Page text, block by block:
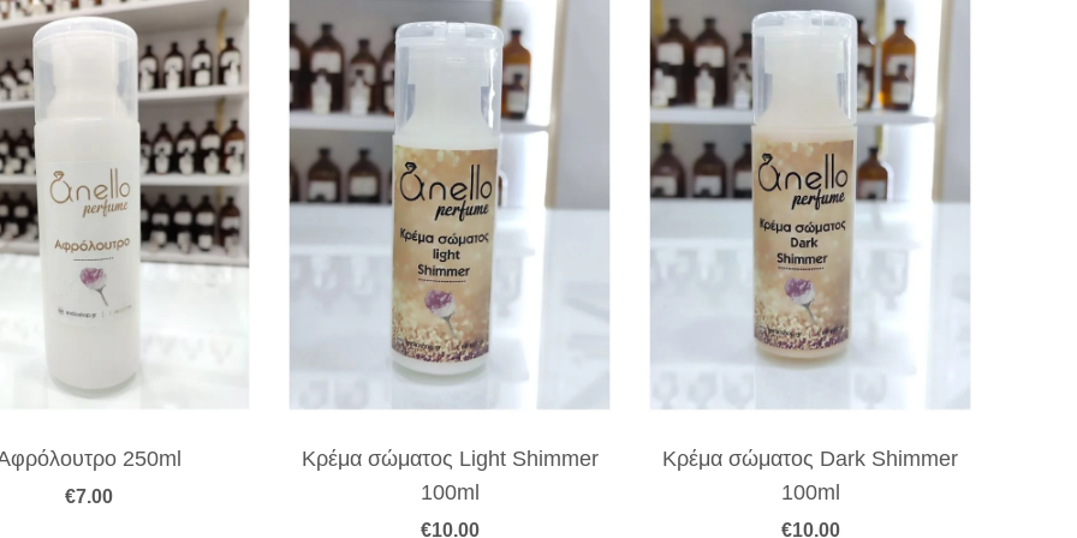
250ml
€7.00
Κρέμα σώματος Light Shimmer
100ml
€10.00
Κρέμα σώματος Dark Shimmer
100ml
€10.00